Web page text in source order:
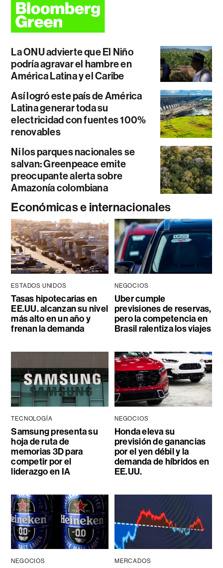
La ONU advierte que El Niño
podría agravar el hambre en
América Latina y el Caribe
Así logró este país de América
Latina generar toda su
electricidad con fuentes 100%
renovables
Ni los parques nacionales se
salvan: Greenpeace emite
preocupante alerta sobre
Amazonía colombiana
Económicas e internacionales
ESTADOS UNIDOS
Tasas hipotecarias en
EE.UU. alcanzan su nivel
más alto en un año y
frenan la demanda
NEGOCIOS
Uber cumple
previsiones de reservas,
pero la competencia en
Brasil ralentiza los viajes
TECNOLOGÍA
Samsung presenta su
hoja de ruta de
memorias 3D para
competir por el
liderazgo en IA
NEGOCIOS
Honda eleva su
previsión de ganancias
por el yen débil y la
demanda de híbridos en
EE.UU.
NEGOCIOS MERCADOS